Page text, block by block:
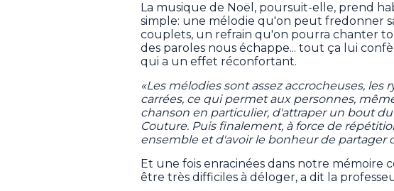
La musique de Noël, poursuit-elle, prend
simple: une mélodie qu'on peut fredonner
couplets, un refrain qu'on pourra chanter
des paroles nous échappe... tout ça lui
qui a un effet réconfortant.
«Les mélodies sont assez accrocheuses, les
carrées, ce qui permet aux personnes,
chanson en particulier, d'attraper un bout
Couture. Puis finalement, à force de
ensemble et d'avoir le bonheur de partager
Et une fois enracinées dans notre mémoire
être très difficiles à déloger, a dit la